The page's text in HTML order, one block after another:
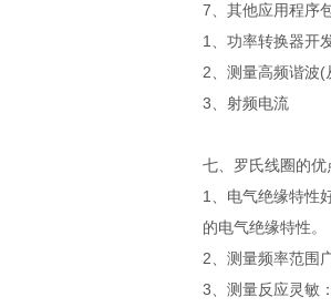
7、其他应用程序
1、功率转换器开
2、测量高频谐波
3、射频电流
七、罗氏线圈的优
1、电气绝缘特性
的电气绝缘特性。
2、测量频率范围
3、测量反应灵敏